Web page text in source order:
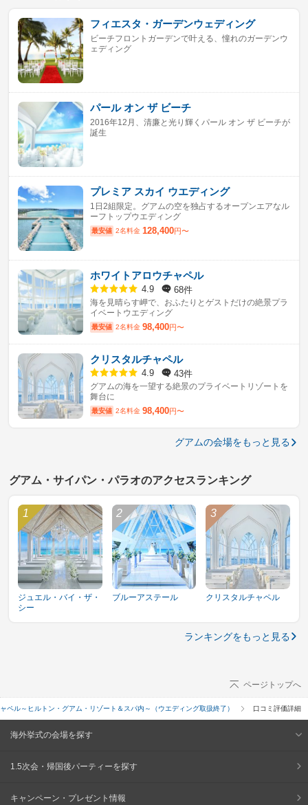
フィエスタ・ガーデンウェディング
ビーチフロントガーデンで叶える、憧れのガーデンウ
ェディング
パール オン ザ ビーチ
2016年12月、清廉と光り輝くパール オン ザ ビーチが
誕生
プレミア スカイ ウエディング
1日2組限定。グアムの空を独占するオープンエアなル
ーフトップウエディング
最安値 2名料金 128,400円〜
ホワイトアロウチャペル
4.9 68件
海を見晴らす岬で、おふたりとゲストだけの絶景プラ
イベートウエディング
最安値 2名料金 98,400円〜
クリスタルチャペル
4.9 43件
グアムの海を一望する絶景のプライベートリゾートを
舞台に
最安値 2名料金 98,400円〜
グアムの会場をもっと見る
グアム・サイパン・パラオのアクセスランキング
ジュエル・バイ・ザ・
シー
ブルーアステール クリスタルチャペル
ランキングをもっと見る
ページトップへ
ペル～ヒルトン・グアム・リゾート＆スパ内～（ウエディング取扱終了） 口コミ評価詳細
海外挙式の会場を探す
1.5次会・帰国後パーティーを探す
キャンペーン・プレゼント情報